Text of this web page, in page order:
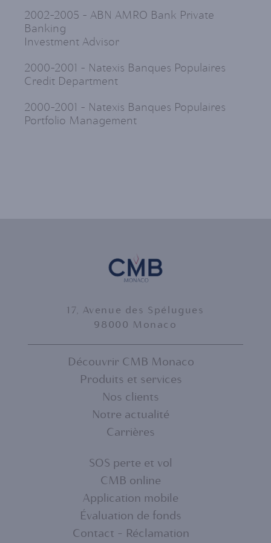
2002-2005 - ABN AMRO Bank Private
Banking
Investment Advisor
2000-2001 - Natexis Banques Populaires
Credit Department
2000-2001 - Natexis Banques Populaires
Portfolio Management
17, Avenue des Spélugues
98000 Monaco
FOOTER
MENU
Découvrir CMB Monaco
Produits et services
Nos clients
Notre actualité
Carrières
FOOTER
MENU
SOS perte et vol
CMB online
Application mobile
Évaluation de fonds
Contact - Réclamation